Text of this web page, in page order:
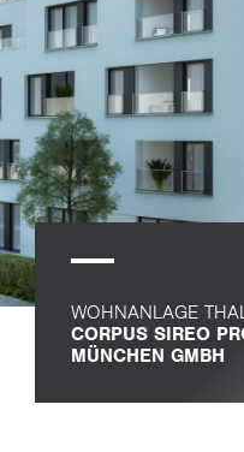
WOHNANLAGE
CORPUS SIREO
MÜNCHEN GMBH